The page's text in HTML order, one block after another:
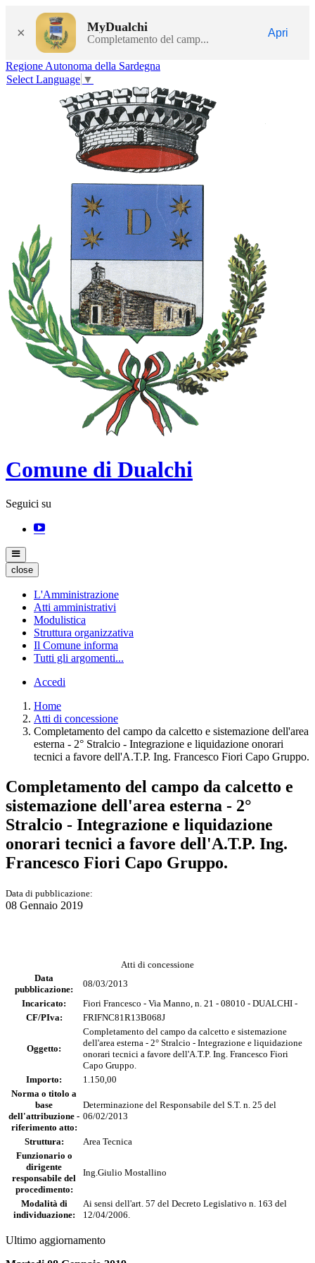
× MyDualchi
Completamento del camp...
Apri
Regione Autonoma della Sardegna
Select Language ▼
Comune di Dualchi
Seguici su
close
L'Amministrazione
Atti amministrativi
Modulistica
Struttura organizzativa
Il Comune informa
Tutti gli argomenti...
Accedi
Home
Atti di concessione
Completamento del campo da calcetto e sistemazione dell'area
esterna - 2° Stralcio - Integrazione e liquidazione onorari
tecnici a favore dell'A.T.P. Ing. Francesco Fiori Capo Gruppo.
Completamento del campo da calcetto e
sistemazione dell'area esterna - 2°
Stralcio - Integrazione e liquidazione
onorari tecnici a favore dell'A.T.P. Ing.
Francesco Fiori Capo Gruppo.
Data di pubblicazione:
08 Gennaio 2019
Atti di concessione
Data
pubblicazione:
08/03/2013
Incaricato:
Fiori Francesco - Via Manno, n. 21 - 08010 - DUALCHI -
CF/PIva:
FRIFNC81R13B068J
Oggetto:
Completamento del campo da calcetto e sistemazione
dell'area esterna - 2° Stralcio - Integrazione e liquidazione
onorari tecnici a favore dell'A.T.P. Ing. Francesco Fiori
Capo Gruppo.
Importo:
1.150,00
Norma o titolo a
base
dell'attribuzione -
riferimento atto:
Determinazione del Responsabile del S.T. n. 25 del
06/02/2013
Struttura:
Area Tecnica
Funzionario o
dirigente
responsabile del
procedimento:
Ing.Giulio Mostallino
Modalità di
individuazione:
Ai sensi dell'art. 57 del Decreto Legislativo n. 163 del
12/04/2006.
Ultimo aggiornamento